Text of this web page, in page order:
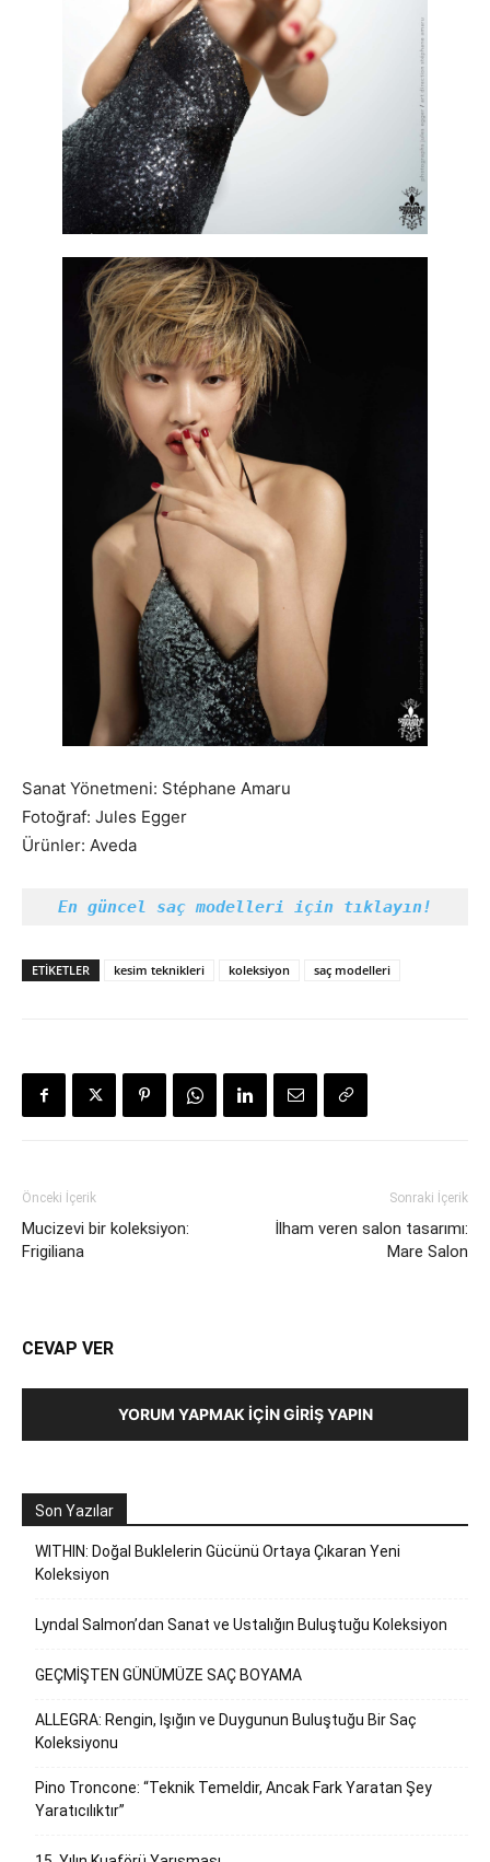
Sanat Yönetmeni: Stéphane Amaru
Fotoğraf: Jules Egger
Ürünler: Aveda
En güncel saç modelleri için tıklayın!
ETIKETLER kesim teknikleri koleksiyon saç modelleri
Önceki İçerik
Mucizevi bir koleksiyon:
Frigiliana
Sonraki İçerik
İlham veren salon tasarımı:
Mare Salon
CEVAP VER
YORUM YAPMAK İÇIN GIRIŞ YAPIN
Son Yazılar
WITHIN: Doğal Buklelerin Gücünü Ortaya Çıkaran Yeni
Koleksiyon
Lyndal Salmon’dan Sanat ve Ustalığın Buluştuğu Koleksiyon
GEÇMİŞTEN GÜNÜMÜZE SAÇ BOYAMA
ALLEGRA: Rengin, Işığın ve Duygunun Buluştuğu Bir Saç
Koleksiyonu
Pino Troncone: “Teknik Temeldir, Ancak Fark Yaratan Şey
Yaratıcılıktır”